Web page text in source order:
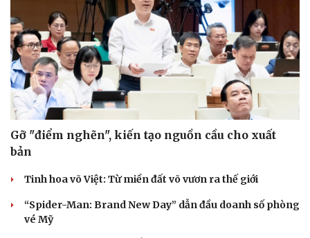
Gỡ "điểm nghẽn", kiến tạo nguồn cầu cho xuất
bản
Tinh hoa võ Việt: Từ miền đất võ vươn ra thế giới
“Spider-Man: Brand New Day” dẫn đầu doanh số phòng
vé Mỹ